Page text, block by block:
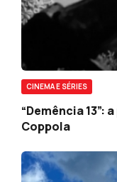
CINEMA E SÉRIES
“Demência 13”:
Coppola